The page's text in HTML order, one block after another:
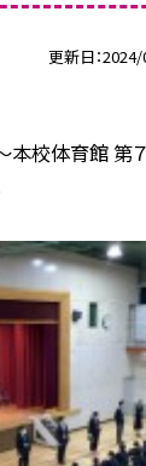
更新日
～本校体育館